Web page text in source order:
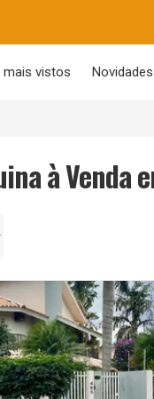
mais vistos Novidades
à Venda